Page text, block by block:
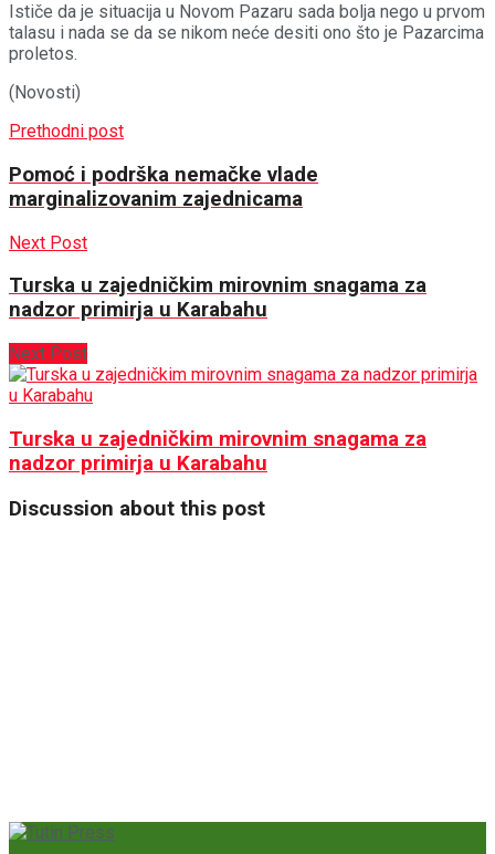
Ističe da je situacija u Novom Pazaru sada bolja nego u prvom
talasu i nada se da se nikom neće desiti ono što je Pazarcima
proletos.
(Novosti)
Prethodni post
Pomoć i podrška nemačke vlade
marginalizovanim zajednicama
Next Post
Turska u zajedničkim mirovnim snagama za
nadzor primirja u Karabahu
Next Post
Turska u zajedničkim mirovnim snagama za
nadzor primirja u Karabahu
Discussion about this post